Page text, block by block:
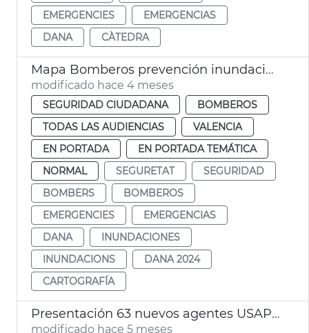
EMERGENCIES
EMERGENCIAS
DANA
CÀTEDRA
Mapa Bomberos prevención inundaciones fluviales
modificado hace 4 meses
SEGURIDAD CIUDADANA
BOMBEROS
TODAS LAS AUDIENCIAS
VALENCIA
EN PORTADA
EN PORTADA TEMÁTICA
NORMAL
SEGURETAT
SEGURIDAD
BOMBERS
BOMBEROS
EMERGENCIES
EMERGENCIAS
DANA
INUNDACIONES
INUNDACIONS
DANA 2024
CARTOGRAFÍA
Presentación 63 nuevos agentes USAP Policía Local València
modificado hace 5 meses